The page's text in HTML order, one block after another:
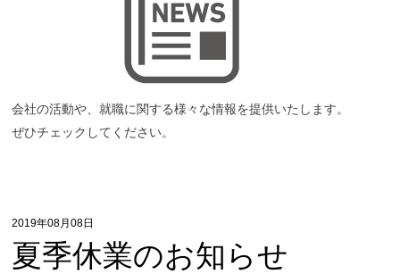
会社の活動や、就職に関する様々な情報を提供いたします。
ぜひチェックしてください。
2019年08月08日
夏季休業のお知らせ